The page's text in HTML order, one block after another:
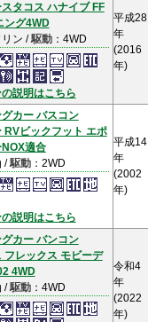
タコス ハナイブ FF
ング4WD
リン /駆動：4WD
説明はこちら
平成28
年
(2016
年)
カー バスコン
RVビックフット エポ
適合
/駆動：2WD
説明はこちら
平成14
年
(2002
年)
カー バンコン
フレックス モビーデ
4WD
/駆動：4WD
令和4
年
(2022
年)